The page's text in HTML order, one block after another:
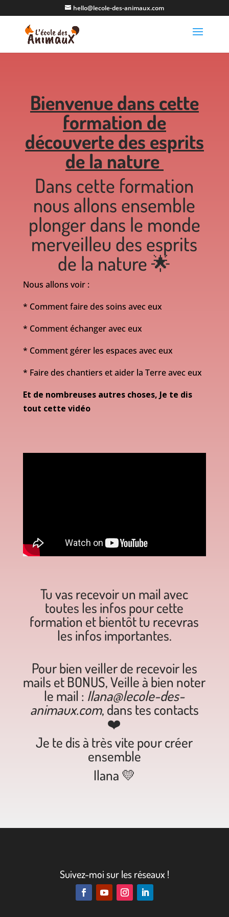
hello@lecole-des-animaux.com
Bienvenue dans cette
formation de
découverte des esprits
de la nature
Dans cette formation
nous allons ensemble
plonger dans le monde
merveilleu des esprits
de la nature 🌟
Nous allons voir :
* Comment faire des soins avec eux
* Comment échanger avec eux
* Comment gérer les espaces avec eux
* Faire des chantiers et aider la Terre avec eux
Et de nombreuses autres choses, Je te dis
tout cette vidéo
Tu vas recevoir un mail avec
toutes les infos pour cette
formation et bientôt tu recevras
les infos importantes.
Pour bien veiller de recevoir les
mails et BONUS, Veille à bien noter
le mail : Ilana@lecole-des-
animaux.com, dans tes contacts
❤️
Je te dis à très vite pour créer
ensemble
Ilana 💛
Suivez-moi sur les réseaux !